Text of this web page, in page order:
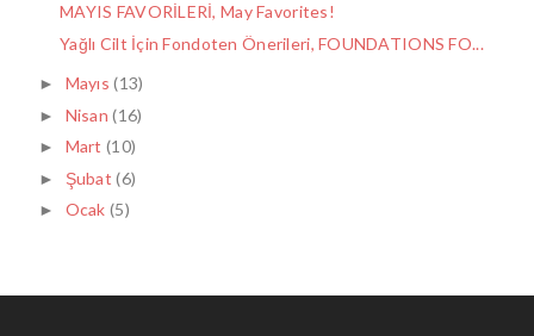
MAYIS FAVORİLERİ, May Favorites!
Yağlı Cilt İçin Fondoten Önerileri, FOUNDATIONS FO...
► Mayıs(13)
► Nisan(16)
► Mart(10)
► Şubat(6)
► Ocak(5)